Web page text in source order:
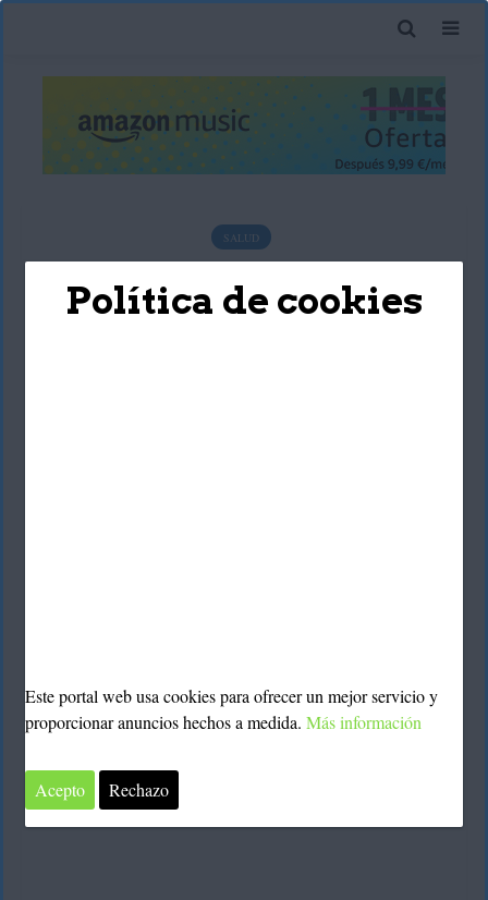
SALUD
Propiedades del omega 3,
fuente de salud
Las múltiplespropiedades del omega 3y su amplia
ingredientes ricos en este tipo de ácido graso sea vital para
proteger el organismo.
Política de cookies
Este portal web usa cookies para ofrecer un mejor servicio y
proporcionar anuncios hechos a medida. Más información
Acepto Rechazo